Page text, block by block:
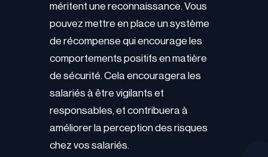
méritent une reconnaissance. Vous
pouvez mettre en place un système
de récompense qui encourage les
comportements positifs en matière
de sécurité. Cela encouragera les
salariés à être vigilants et
responsables, et contribuera à
améliorer la perception des risques
chez vos salariés.